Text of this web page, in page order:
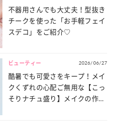
不器用さんでも大丈夫！型抜き
チークを使った「お手軽フェイ
スデコ」をご紹介♡
ビューティー 2026/06/27
酷暑でも可愛さをキープ！メイ
クくずれの心配ご無用な【こっ
そりナチュ盛り】メイクの作り